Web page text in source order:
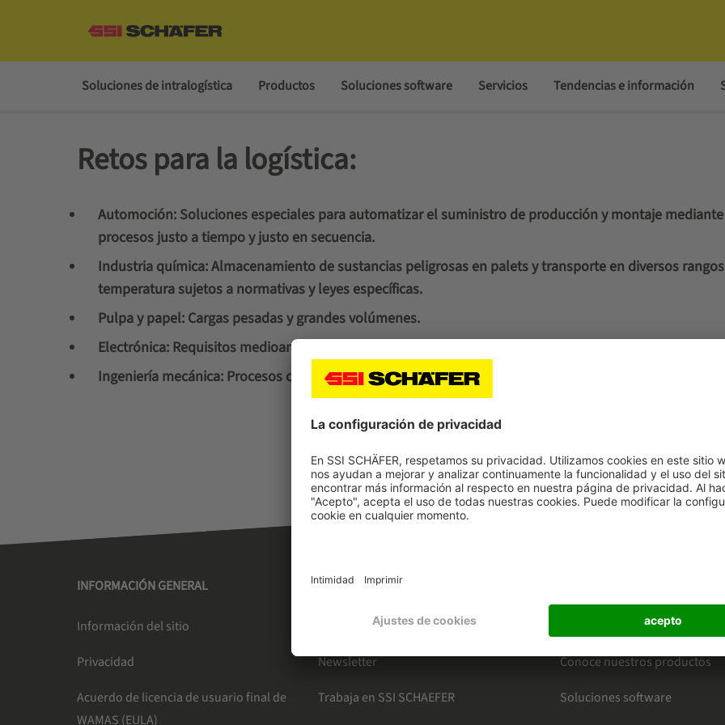
Soluciones de intralogística Productos Soluciones software Servicios Tendencias e información
Retos para la logística:
Automoción: Soluciones especiales para automatizar el suministro de producción y montaje mediante
procesos justo a tiempo y justo en secuencia.
Industria química: Almacenamiento de sustancias peligrosas en palets y transporte en diversos
temperatura sujetos a normativas y leyes específicas.
Pulpa y papel: Cargas pesadas y grandes volúmenes.
Electrónica: Requisitos medioambientales especiales
Ingeniería mecánica: Procesos complejos y diseños exigentes de puestos de trabajo.
INFORMACIÓN GENERAL
Información del sitio
Privacidad
Acuerdo de licencia de usuario final de
WAMAS (EULA)
SSI SCHAEFER
Liderazgo en intralogística
Newsletter
Trabaja en SSI SCHAEFER
Conoce nuestros productos
Soluciones software